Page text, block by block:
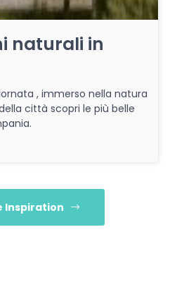
naturali in
, immerso nella natura
città scopri le più belle
Inspiration